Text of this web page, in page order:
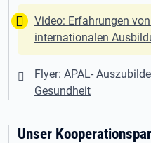
Tipp:
Video: Erfahrungen
internationalen
Flyer: APAL-
Gesundheit
Unser